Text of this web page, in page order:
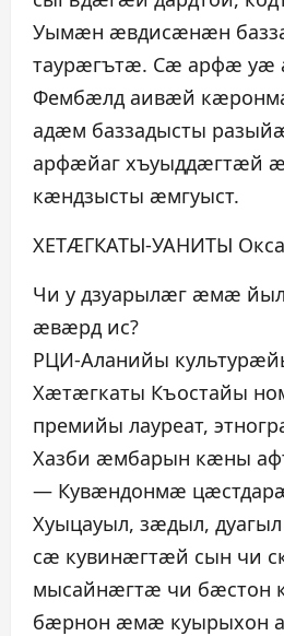
Уымæн æвдисæнæн
таурæгътæ. Сæ арфæ уæ
Фембæлд аивæй
адæм баззадысты
арфæйаг хъуыддæгтæй
кæндзысты æмгуыст.
ХЕТÆГКАТЫ-УАНИТЫ
Чи у дзуарылæг æмæ
æвæрд ис?
РЦИ-Аланийы
Хæтæгкаты Къостайы
премийы лауреат,
Хазби æмбарын кæны
— Кувæндонмæ
Хуыцауыл, зæдыл,
сæ кувинæгтæй сын чи
мысайнæгтæ чи бæстон
бæрнон æмæ куырыхон